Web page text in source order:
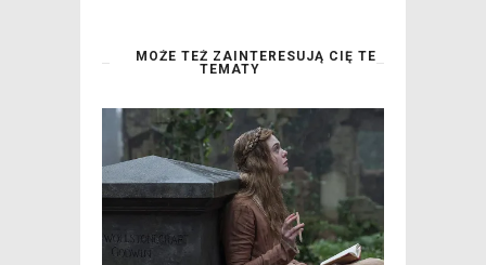
MOŻE TEŻ ZAINTERESUJĄ CIĘ TE
TEMATY